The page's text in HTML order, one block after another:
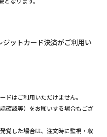
ットカード決済がご利用い
はご利用いただけません。
確認等）をお願いする場合もござ
覚した場合は、注文時に監視・収